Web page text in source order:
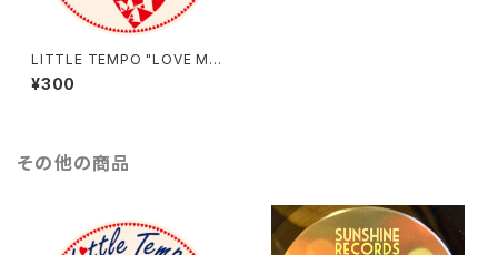
LITTLE TEMPO "LOVE MA
X" オリジナルステッカー
¥300
その他の商品